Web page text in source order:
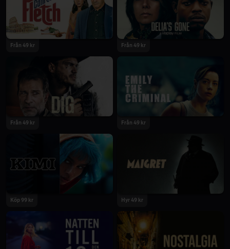
Från 49 kr Från 49 kr
2022
Från 49 kr
2022
Från 49 kr
Köp 99 kr
2022
Hyr 49 kr